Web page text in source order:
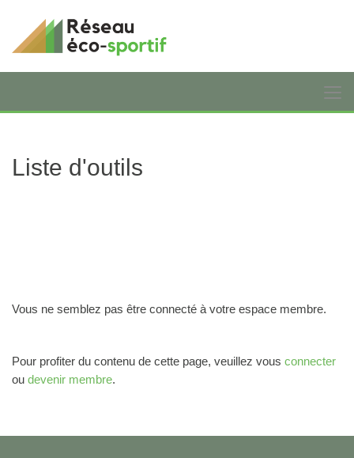
Liste d'outils
Vous ne semblez pas être connecté à votre espace membre.
Pour profiter du contenu de cette page, veuillez vous connecter
ou devenir membre.